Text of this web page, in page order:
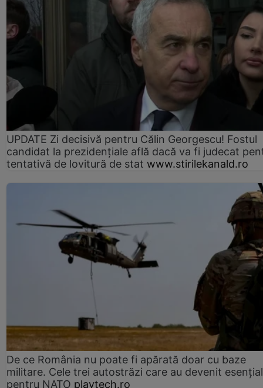
UPDATE Zi decisivă pentru Călin Georgescu! Fostul
candidat la prezidențiale află dacă va fi judecat
tentativă de lovitură de stat www.stirilekanald.ro
De ce România nu poate fi apărată doar cu baze
militare. Cele trei autostrăzi care au devenit
pentru NATO playtech.ro